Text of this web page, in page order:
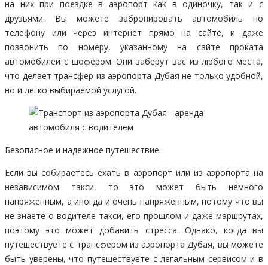
на них при поездке в аэропорт как в одиночку, так и с
друзьями. Вы можете забронировать автомобиль по
телефону или через интернет прямо на сайте, и даже
позвонить по номеру, указанному на сайте проката
автомобилей с шофером. Они заберут вас из любого места,
что делает трансфер из аэропорта Дубая не только удобной,
но и легко выбираемой услугой.
Безопасное и надежное путешествие:
Если вы собираетесь ехать в аэропорт или из аэропорта на
независимом такси, то это может быть немного
напряженным, а иногда и очень напряженным, потому что вы
не знаете о водителе такси, его прошлом и даже маршрутах,
поэтому это может добавить стресса. Однако, когда вы
путешествуете с трансфером из аэропорта Дубая, вы можете
быть уверены, что путешествуете с легальным сервисом и в